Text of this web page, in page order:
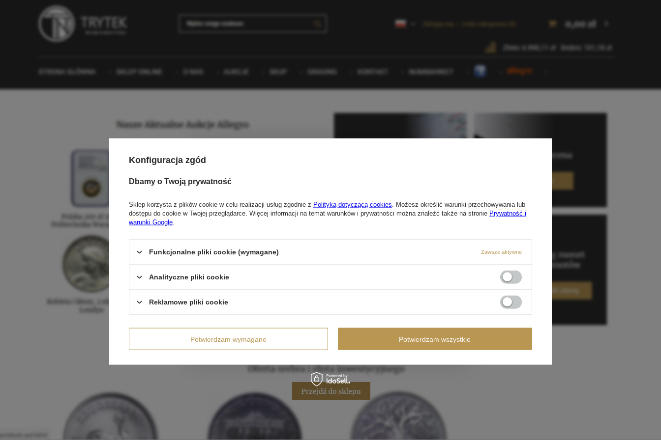
Konfiguracja zgód
Dbamy o Twoją prywatność
Sklep korzysta z plików cookie w celu realizacji usług zgodnie z Polityką dotyczącą cookies . Możesz określić warunki przechowywania lub
dostępu do cookie w Twojej przeglądarce. Więcej informacji na temat warunków i prywatności można znaleźć także na stronie Prywatność i
warunki Google
Funkcjonalne pliki cookie (wymagane) Zawsze aktywne
Analityczne pliki cookie
Reklamowe pliki cookie
Potwierdzam wymagane Potwierdzam wszystkie